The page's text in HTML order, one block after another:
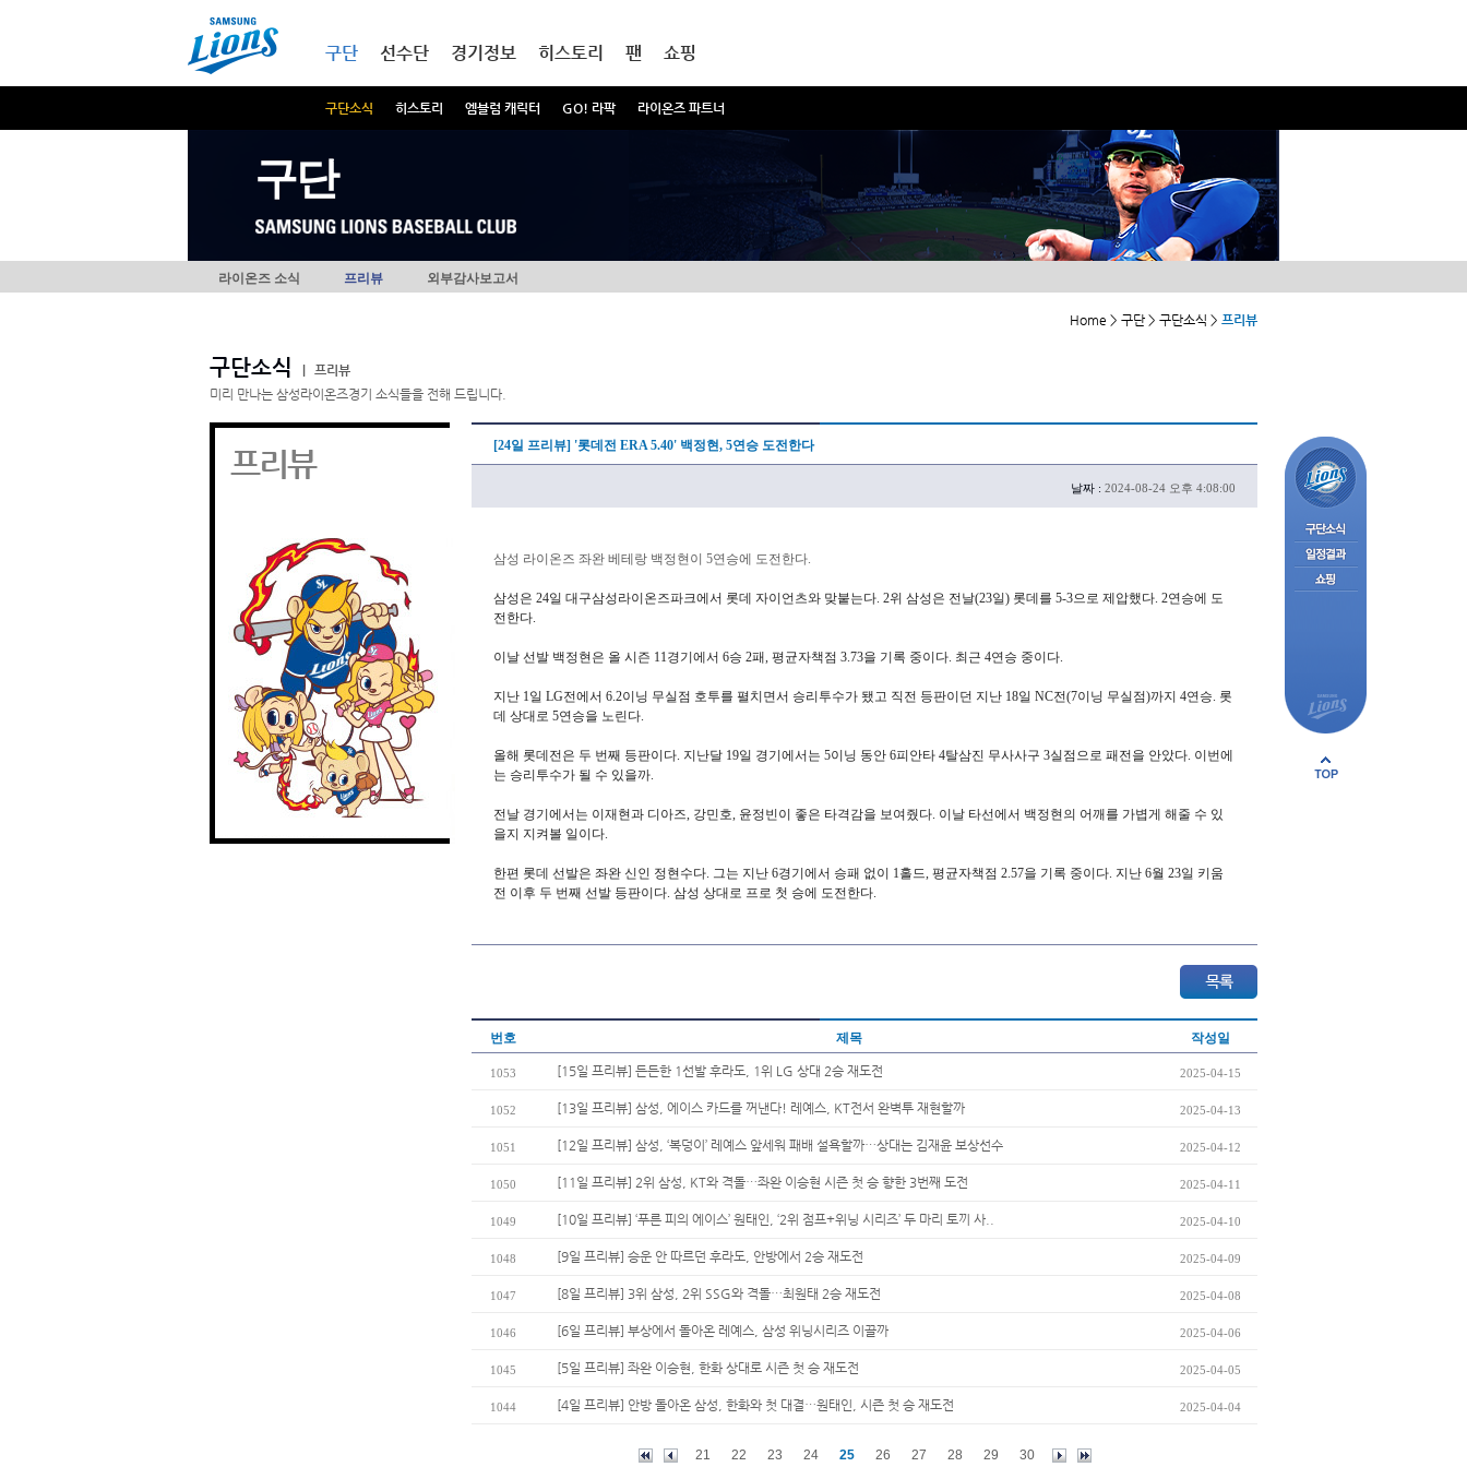
구단
구단소식 히스토리 엠블럼 캐릭터 GO! 라팍 라이온즈 파트너
선수단 경기정보 히스토리 팬 쇼핑
구단
라이온즈 소식 프리뷰 외부감사보고서
Home > 구단 > 구단소식 > 프리뷰
구단소식
프리뷰
미리 만나는 삼성라이온즈경기 소식들을 전해 드립니다.
프리뷰 [24일 프리뷰] '롯데전 ERA 5.40' 백정현, 5연승 도전한다
날짜 : 2024-08-24 오후 4:08:00
삼성 라이온즈 좌완 베테랑 백정현이 5연승에 도전한다.
삼성은 24일 대구삼성라이온즈파크에서 롯데 자이언츠와 맞붙는다. 2위 삼성은 전날(23일) 롯데를 5-3으로 제압했다. 2연승에 도
전한다.
이날 선발 백정현은 올 시즌 11경기에서 6승 2패, 평균자책점 3.73을 기록 중이다. 최근 4연승 중이다.
지난 1일 LG전에서 6.2이닝 무실점 호투를 펼치면서 승리투수가 됐고 직전 등판이던 지난 18일 NC전(7이닝 무실점)까지 4연승. 롯
데 상대로 5연승을 노린다.
올해 롯데전은 두 번째 등판이다. 지난달 19일 경기에서는 5이닝 동안 6피안타 4탈삼진 무사사구 3실점으로 패전을 안았다. 이번에
는 승리투수가 될 수 있을까.
전날 경기에서는 이재현과 디아즈, 강민호, 윤정빈이 좋은 타격감을 보여줬다. 이날 타선에서 백정현의 어깨를 가볍게 해줄 수 있
을지 지켜볼 일이다.
한편 롯데 선발은 좌완 신인 정현수다. 그는 지난 6경기에서 승패 없이 1홀드, 평균자책점 2.57을 기록 중이다. 지난 6월 23일 키움
전 이후 두 번째 선발 등판이다. 삼성 상대로 프로 첫 승에 도전한다.
번호 제목 작성일
1053 [15일 프리뷰] 든든한 1선발 후라도, 1위 LG 상대 2승 재도전 2025-04-15
1052 [13일 프리뷰] 삼성, 에이스 카드를 꺼낸다! 레예스, KT전서 완벽투 재현할까 2025-04-13
1051 [12일 프리뷰] 삼성, ‘복덩이’ 레예스 앞세워 패배 설욕할까…상대는 김재윤 보상선수 2025-04-12
1050 [11일 프리뷰] 2위 삼성, KT와 격돌…좌완 이승현 시즌 첫 승 향한 3번째 도전 2025-04-11
1049 [10일 프리뷰] ‘푸른 피의 에이스’ 원태인, ‘2위 점프+위닝 시리즈’ 두 마리 토끼 사.. 2025-04-10
1048 [9일 프리뷰] 승운 안 따르던 후라도, 안방에서 2승 재도전 2025-04-09
1047 [8일 프리뷰] 3위 삼성, 2위 SSG와 격돌…최원태 2승 재도전 2025-04-08
1046 [6일 프리뷰] 부상에서 돌아온 레예스, 삼성 위닝시리즈 이끌까 2025-04-06
1045 [5일 프리뷰] 좌완 이승현, 한화 상대로 시즌 첫 승 재도전 2025-04-05
1044 [4일 프리뷰] 안방 돌아온 삼성, 한화와 첫 대결…원태인, 시즌 첫 승 재도전 2025-04-04
21 22 23 24 25 26 27 28 29 30